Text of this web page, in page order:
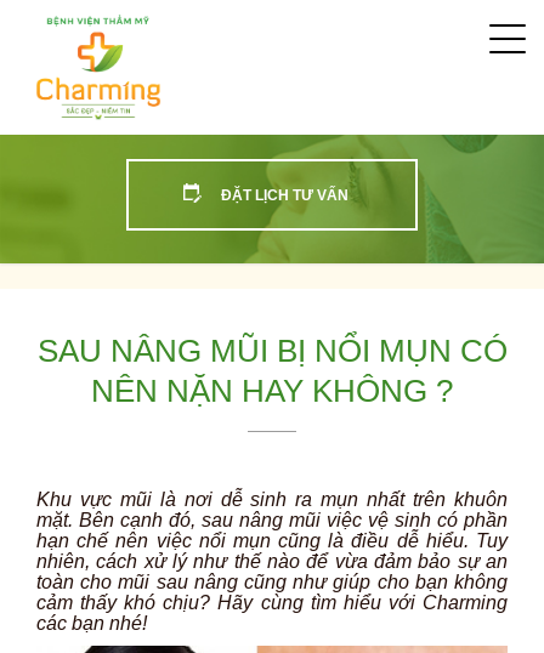
ĐẶT LỊCH TƯ VẤN
SAU NÂNG MŨI BỊ NỔI MỤN CÓ
NÊN NẶN HAY KHÔNG ?
Khu vực mũi là nơi dễ sinh ra mụn nhất trên khuôn
mặt. Bên cạnh đó, sau nâng mũi việc vệ sinh có phần
hạn chế nên việc nổi mụn cũng là điều dễ hiểu. Tuy
nhiên, cách xử lý như thế nào để vừa đảm bảo sự an
toàn cho mũi sau nâng cũng như giúp cho bạn không
cảm thấy khó chịu? Hãy cùng tìm hiểu với Charming
các bạn nhé!